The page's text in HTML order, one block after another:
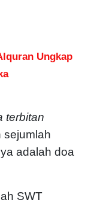
Ungkap
terbitan
sejumlah
adalah doa
SWT